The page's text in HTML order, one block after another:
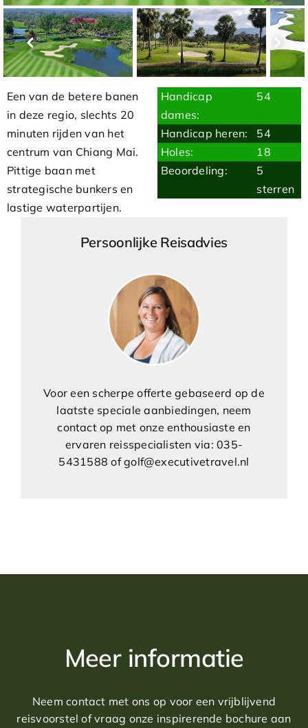
Een van de betere banen
in deze regio, slechts 20
minuten rijden van het
centrum van Chiang Mai.
Pittige baan met
strategische bunkers en
lastige waterpartijen.
Handicap
dames:
54
Handicap heren:
54
Holes:
18
Beoordeling:
5
sterren
Persoonlijke Reisadvies
Voor een scherpe offerte gebaseerd op de
laatste speciale aanbiedingen, neem
contact op met onze enthousiaste en
ervaren reisspecialisten via: 035-
5431588 of golf@executivetravel.nl
Meer informatie
Neem contact met ons op voor een vrijblijvend
reisvoorstel of vraag onze inspirerende bochure aan